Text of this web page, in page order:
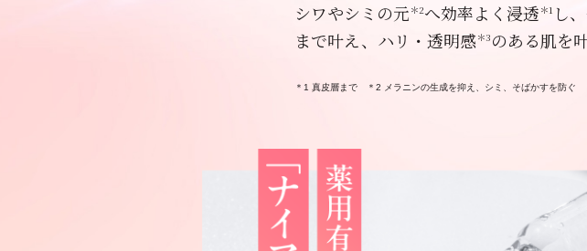
シワやシミの元 ＊2へ効率よく浸透 ＊1 し
まで叶え、ハリ・透明感 ＊3 のある肌を
＊1 真皮層まで ＊2 メラニンの生成を抑え、シミ、そばかすを防ぐ